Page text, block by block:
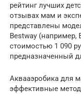
рейтинг лучших
отзывах мам и
представлены
Bestway (например,
стоимостью 1 090
предназначенный
Аквааэробика для
эффективные